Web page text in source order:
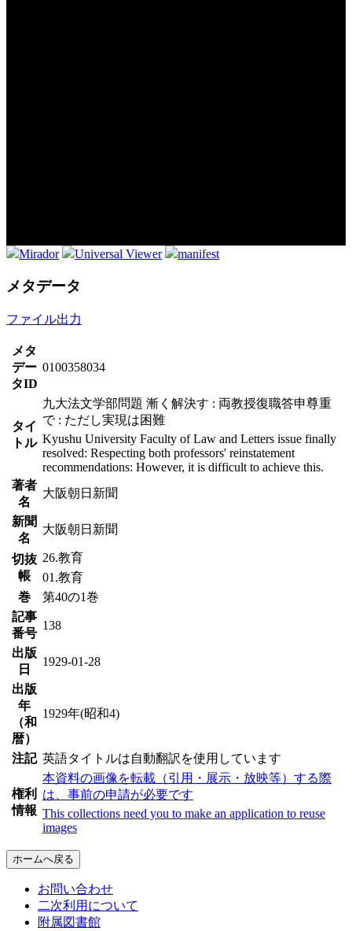
Mirador Universal Viewer manifest
メタデータ
ファイル出力
メタ
デー
タID
0100358034
タイ
トル
九大法文学部問題 漸く解決す : 両教授復職答申尊重
で : ただし実現は困難
Kyushu University Faculty of Law and Letters issue finally
resolved: Respecting both professors' reinstatement
recommendations: However, it is difficult to achieve this.
著者
名
大阪朝日新聞
新聞
名
大阪朝日新聞
切抜
帳
26.教育
01.教育
巻
第40の1巻
記事
番号
138
出版
日
1929-01-28
出版
年
（和
暦）
1929年(昭和4)
注記 英語タイトルは自動翻訳を使用しています
権利
情報
本資料の画像を転載（引用・展示・放映等）する際
は、事前の申請が必要です
This collections need you to make an application to reuse
images
ホームへ戻る
お問い合わせ
二次利用について
附属図書館